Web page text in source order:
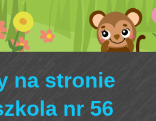
na stronie
nr 56